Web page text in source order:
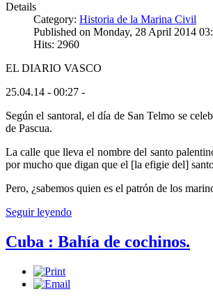
Details
Category: Historia de la Marina Civil
Published on Monday, 28 April 2014
Hits: 2960
EL DIARIO VASCO
25.04.14 - 00:27 -
Según el santoral, el día de San Telmo se
de Pascua.
La calle que lleva el nombre del santo
por mucho que digan que el [la efigie del]
Pero, ¿sabemos quien es el patrón de los
Seguir leyendo
Cuba : Bahía de cochinos.